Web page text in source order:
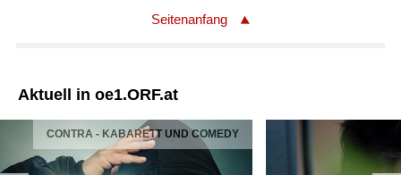
Seitenanfang
Aktuell in oe1.ORF.at
CONTRA - KABARETT UND COMEDY